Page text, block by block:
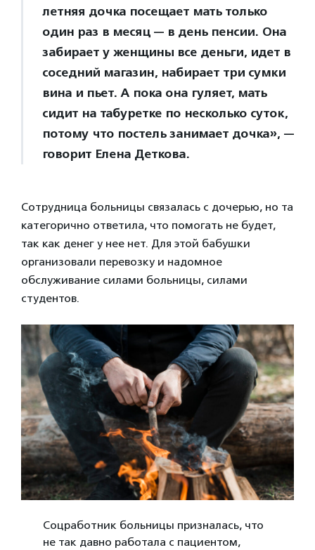
летняя дочка посещает мать только
один раз в месяц — в день пенсии. Она
забирает у женщины все деньги, идет в
соседний магазин, набирает три сумки
вина и пьет. А пока она гуляет, мать
сидит на табуретке по несколько суток,
потому что постель занимает дочка», —
говорит Елена Деткова.
Сотрудница больницы связалась с дочерью, но та
категорично ответила, что помогать не будет,
так как денег у нее нет. Для этой бабушки
организовали перевозку и надомное
обслуживание силами больницы, силами
студентов.
Соцработник больницы призналась, что
не так давно работала с пациентом,